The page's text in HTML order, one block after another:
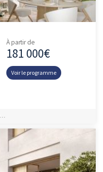
À partir de
181 000€
Voir le programme